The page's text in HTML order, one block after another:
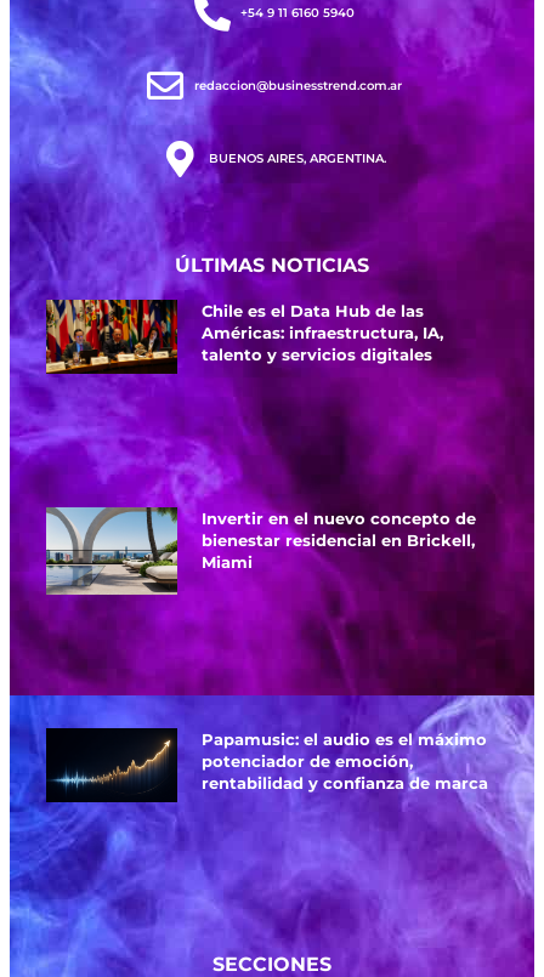
+54 9 11 6160 5940
redaccion@businesstrend.com.ar
BUENOS AIRES, ARGENTINA.
ÚLTIMAS NOTICIAS
Chile es el Data Hub de las
Américas: infraestructura, IA,
talento y servicios digitales
Invertir en el nuevo concepto de
bienestar residencial en Brickell,
Miami
Papamusic: el audio es el máximo
potenciador de emoción,
rentabilidad y confianza de marca
SECCIONES